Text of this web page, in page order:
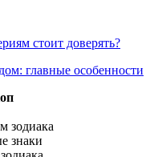
стоит доверять?
главные особенности
зодиака
знаки